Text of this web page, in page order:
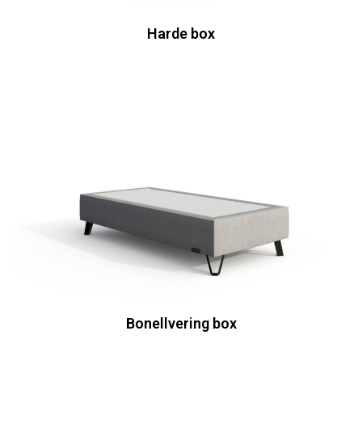
Harde box
Bonellvering box